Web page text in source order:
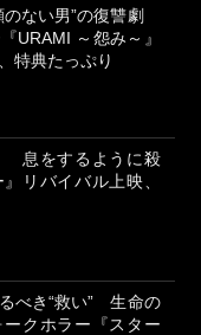
のない男”の復讐劇
URAMI ～怨み～』
特典たっぷり
息をするように殺
リバイバル上映、
べき“救い” 生命の
クホラー『スター